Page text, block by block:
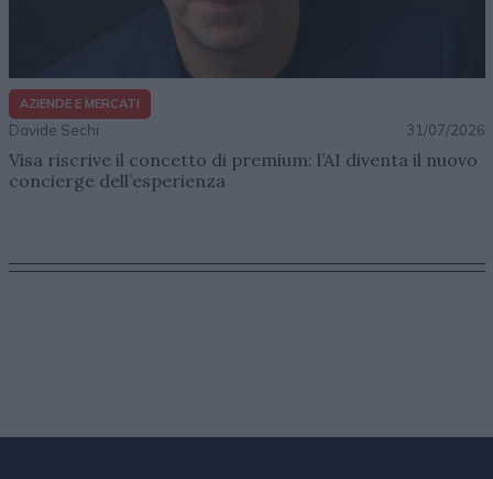
AZIENDE E MERCATI
Davide Sechi 31/07/2026
Visa riscrive il concetto di premium: l’AI diventa il nuovo
concierge dell’esperienza